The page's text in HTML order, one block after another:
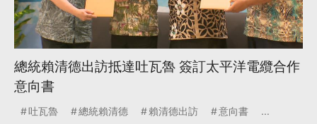
總統賴清德出訪抵達吐瓦魯 簽訂太平洋電纜合作
意向書
吐瓦魯 總統賴清德 賴清德出訪 意向書 ...